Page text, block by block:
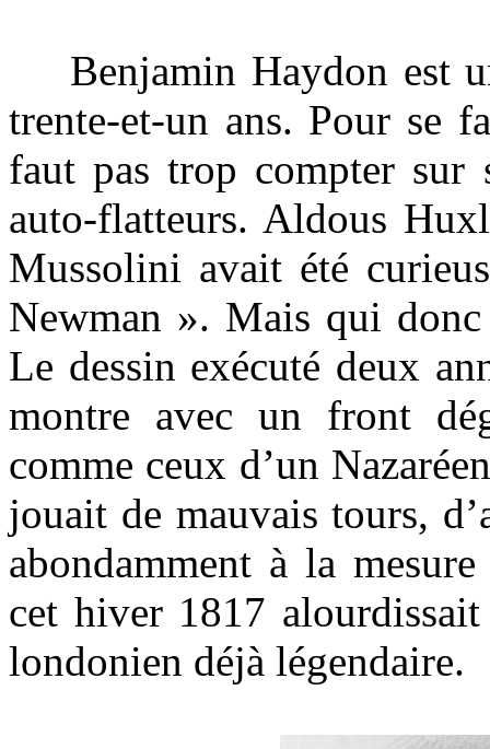
Benjamin Haydon est
trente-et-un ans. Pour se
faut pas trop compter sur
auto-flatteurs. Aldous
Mussolini avait été
Newman ». Mais qui
Le dessin exécuté deux
montre avec un front
comme ceux d’un
jouait de mauvais tours,
abondamment à la
cet hiver 1817
londonien déjà légendaire.